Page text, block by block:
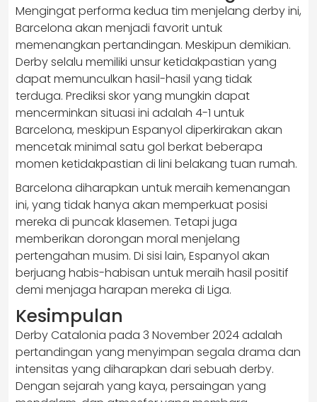
​Mengingat performa kedua tim menjelang derby ini,
Barcelona akan menjadi favorit untuk
memenangkan pertandingan.​ Meskipun demikian.
Derby selalu memiliki unsur ketidakpastian yang
dapat memunculkan hasil-hasil yang tidak
terduga. Prediksi skor yang mungkin dapat
mencerminkan situasi ini adalah 4-1 untuk
Barcelona, meskipun Espanyol diperkirakan akan
mencetak minimal satu gol berkat beberapa
momen ketidakpastian di lini belakang tuan rumah.
Barcelona diharapkan untuk meraih kemenangan
ini, yang tidak hanya akan memperkuat posisi
mereka di puncak klasemen. Tetapi juga
memberikan dorongan moral menjelang
pertengahan musim. Di sisi lain, Espanyol akan
berjuang habis-habisan untuk meraih hasil positif
demi menjaga harapan mereka di Liga.
Kesimpulan
Derby Catalonia pada 3 November 2024 adalah
pertandingan yang menyimpan segala drama dan
intensitas yang diharapkan dari sebuah derby.
Dengan sejarah yang kaya, persaingan yang